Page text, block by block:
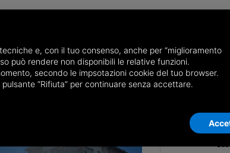
indipendenti in vendita a Novedrate
e, con il tuo consenso, anche per “miglioramento
può rendere non disponibili le relative funzioni.
secondo le impsotazioni cookie del tuo browser.
“Rifiuta” per continuare senza accettare.